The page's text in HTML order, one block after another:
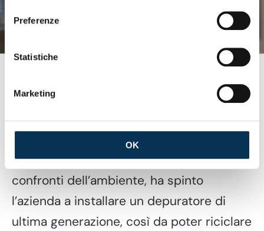
Preferenze
Statistiche
Marketing
OK
Sostenibilità
Una sempre più marcata attenzione nei
confronti dell’ambiente, ha spinto
l’azienda a installare un depuratore di
ultima generazione, così da poter riciclare